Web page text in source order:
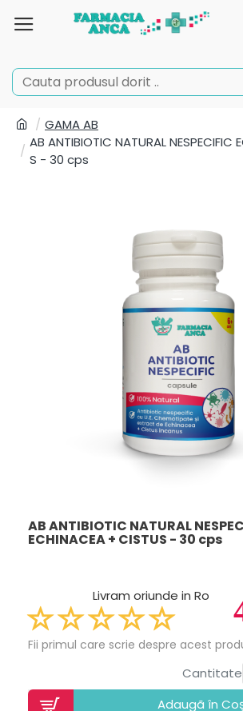
GAMA AB
AB ANTIBIOTIC NATURAL NESPECIFIC
S - 30 cps
AB ANTIBIOTIC NATURAL
ECHINACEA + CISTUS - 30 cps
Livram oriunde in Ro
Fii primul care scrie despre acest
Cantitate
Adaugã în